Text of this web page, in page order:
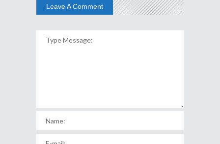
Leave A Comment